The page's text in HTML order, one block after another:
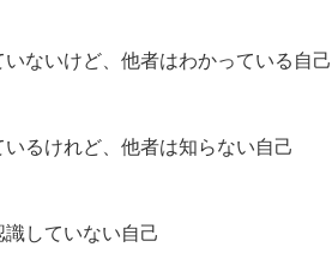
いないけど、他者はわかっている自己
いるけれど、他者は知らない自己
していない自己